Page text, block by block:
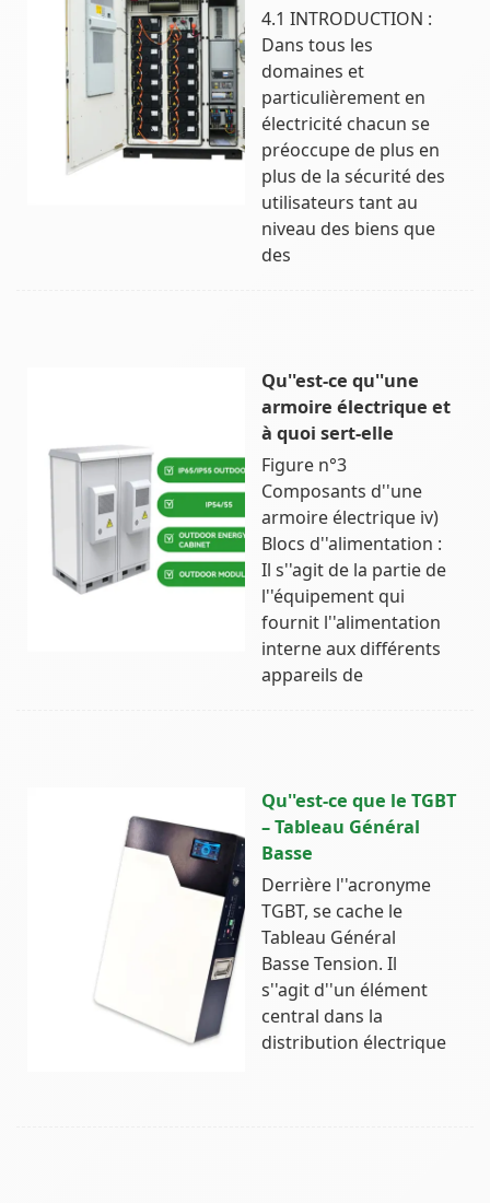
4.1 INTRODUCTION :
Dans tous les
domaines et
particulièrement en
électricité chacun se
préoccupe de plus en
plus de la sécurité des
utilisateurs tant au
niveau des biens que
des
Qu''est-ce qu''une
armoire électrique et
à quoi sert-elle
Figure n°3
Composants d''une
armoire électrique iv)
Blocs d''alimentation :
Il s''agit de la partie de
l''équipement qui
fournit l''alimentation
interne aux différents
appareils de
Qu''est-ce que le TGBT
– Tableau Général
Basse
Derrière l''acronyme
TGBT, se cache le
Tableau Général
Basse Tension. Il
s''agit d''un élément
central dans la
distribution électrique